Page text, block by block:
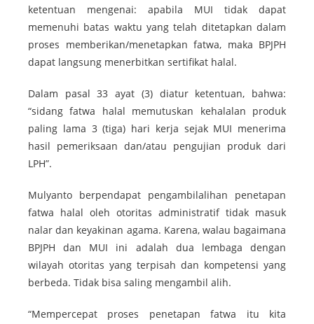
ketentuan mengenai: apabila MUI tidak dapat
memenuhi batas waktu yang telah ditetapkan dalam
proses memberikan/menetapkan fatwa, maka BPJPH
dapat langsung menerbitkan sertifikat halal.
Dalam pasal 33 ayat (3) diatur ketentuan, bahwa:
“sidang fatwa halal memutuskan kehalalan produk
paling lama 3 (tiga) hari kerja sejak MUI menerima
hasil pemeriksaan dan/atau pengujian produk dari
LPH”.
Mulyanto berpendapat pengambilalihan penetapan
fatwa halal oleh otoritas administratif tidak masuk
nalar dan keyakinan agama. Karena, walau bagaimana
BPJPH dan MUI ini adalah dua lembaga dengan
wilayah otoritas yang terpisah dan kompetensi yang
berbeda. Tidak bisa saling mengambil alih.
“Mempercepat proses penetapan fatwa itu kita